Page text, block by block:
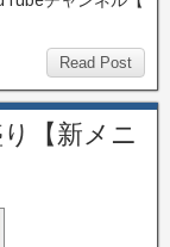
Read Post
【新メニ